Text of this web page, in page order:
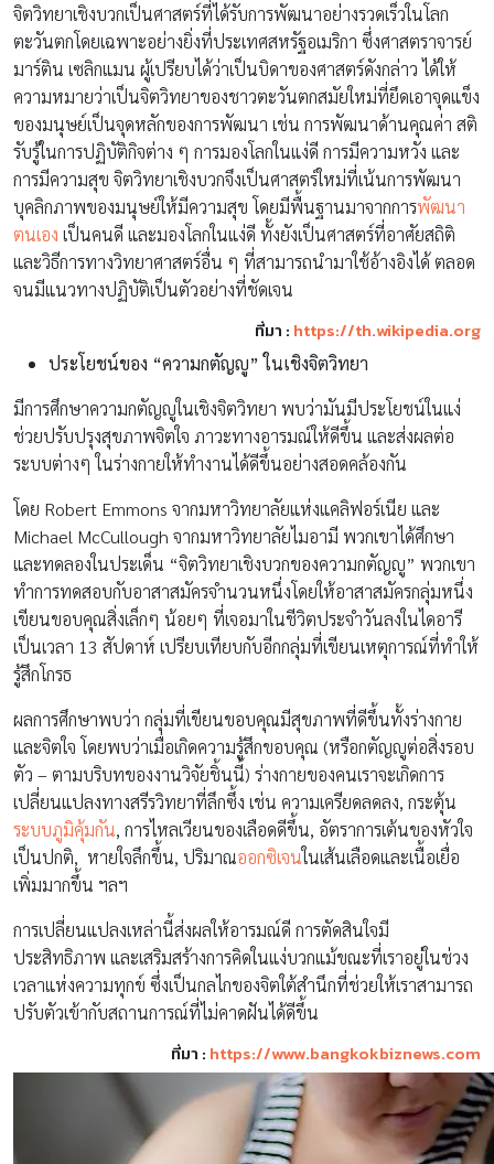
จิตวิทยาเชิงบวกเป็นศาสตร์ที่ได้รับการพัฒนาอย่างรวดเร็วในโลก
ตะวันตกโดยเฉพาะอย่างยิ่งที่ประเทศสหรัฐอเมริกา ซึ่งศาสตราจารย์
มาร์ติน เซลิกแมน ผู้เปรียบได้ว่าเป็นบิดาของศาสตร์ดังกล่าว ได้ให้
ความหมายว่าเป็นจิตวิทยาของชาวตะวันตกสมัยใหม่ที่ยึดเอาจุดแข็ง
ของมนุษย์เป็นจุดหลักของการพัฒนา เช่น การพัฒนาด้านคุณค่า สติ
รับรู้ในการปฏิบัติกิจต่าง ๆ การมองโลกในแง่ดี การมีความหวัง และ
การมีความสุข จิตวิทยาเชิงบวกจึงเป็นศาสตร์ใหม่ที่เน้นการพัฒนา
บุคลิกภาพของมนุษย์ให้มีความสุข โดยมีพื้นฐานมาจากการพัฒนา
ตนเอง เป็นคนดี และมองโลกในแง่ดี ทั้งยังเป็นศาสตร์ที่อาศัยสถิติ
และวิธีการทางวิทยาศาสตร์อื่น ๆ ที่สามารถนำมาใช้อ้างอิงได้ ตลอด
จนมีแนวทางปฏิบัติเป็นตัวอย่างที่ชัดเจน
ที่มา : https://th.wikipedia.org
ประโยชน์ของ “ความกตัญญู” ในเชิงจิตวิทยา
มีการศึกษาความกตัญญูในเชิงจิตวิทยา พบว่ามันมีประโยชน์ในแง่
ช่วยปรับปรุงสุขภาพจิตใจ ภาวะทางอารมณ์ให้ดีขึ้น และส่งผลต่อ
ระบบต่างๆ ในร่างกายให้ทำงานได้ดีขึ้นอย่างสอดคล้องกัน
โดย Robert Emmons จากมหาวิทยาลัยแห่งแคลิฟอร์เนีย และ
Michael McCullough จากมหาวิทยาลัยไมอามี พวกเขาได้ศึกษา
และทดลองในประเด็น “จิตวิทยาเชิงบวกของความกตัญญู” พวกเขา
ทำการทดสอบกับอาสาสมัครจำนวนหนึ่งโดยให้อาสาสมัครกลุ่มหนึ่ง
เขียนขอบคุณสิ่งเล็กๆ น้อยๆ ที่เจอมาในชีวิตประจำวันลงในไดอารี
เป็นเวลา 13 สัปดาห์ เปรียบเทียบกับอีกกลุ่มที่เขียนเหตุการณ์ที่ทำให้
รู้สึกโกรธ
ผลการศึกษาพบว่า กลุ่มที่เขียนขอบคุณมีสุขภาพที่ดีขึ้นทั้งร่างกาย
และจิตใจ โดยพบว่าเมื่อเกิดความรู้สึกขอบคุณ (หรือกตัญญูต่อสิ่งรอบ
ตัว – ตามบริบทของงานวิจัยชิ้นนี้) ร่างกายของคนเราจะเกิดการ
เปลี่ยนแปลงทางสรีรวิทยาที่ลึกซึ้ง เช่น ความเครียดลดลง, กระตุ้น
ระบบภูมิคุ้มกัน, การไหลเวียนของเลือดดีขึ้น, อัตราการเต้นของหัวใจ
เป็นปกติ, หายใจลึกขึ้น, ปริมาณออกซิเจนในเส้นเลือดและเนื้อเยื่อ
เพิ่มมากขึ้น ฯลฯ
การเปลี่ยนแปลงเหล่านี้ส่งผลให้อารมณ์ดี การตัดสินใจมี
ประสิทธิภาพ และเสริมสร้างการคิดในแง่บวกแม้ขณะที่เราอยู่ในช่วง
เวลาแห่งความทุกข์ ซึ่งเป็นกลไกของจิตใต้สำนึกที่ช่วยให้เราสามารถ
ปรับตัวเข้ากับสถานการณ์ที่ไม่คาดฝันได้ดีขึ้น
ที่มา : https://www.bangkokbiznews.com